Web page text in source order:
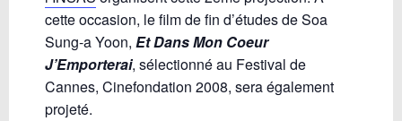
cette occasion, le film de fin d’études de Soa
Sung-a Yoon, Et Dans Mon Coeur
J’Emporterai, sélectionné au Festival de
Cannes, Cinefondation 2008, sera également
projeté.